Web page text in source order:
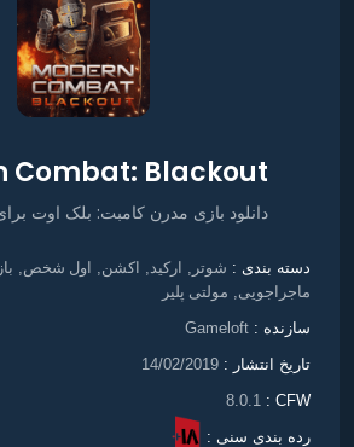
Combat: Blackout
دانلود بازی مدرن کامبت: بلک اوت
دسته بندی : شوتر ارکید اکشن اول شخص
ماجراجویی مولتی پلیر
سازنده : Gameloft
تاریخ انتشار : 14/02/2019
CFW :
8.0.1
رده بندی سنی :